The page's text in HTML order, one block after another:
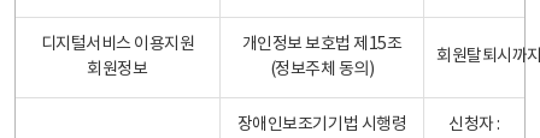
디지털서비스 이용지원
회원정보
개인정보 보호법 제15조
(정보주체 동의)
회원탈퇴시까
장애인보조기기법 시행령
신청자 :